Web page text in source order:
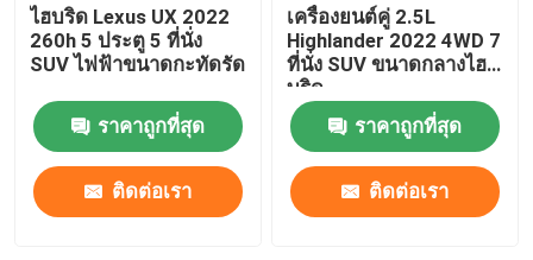
รถยนต์ไฟฟ้า VOYAH
รถยนต์ไฟฟ้า AION
เอ็กซ์เป็ง อีวี คาร์
ไฮบริด Lexus UX 2022
260h 5 ประตู 5 ที่นั่ง
SUV ไฟฟ้าขนาดกะทัดรัด
ราคาถูกที่สุด
ติดต่อเรา
เครื่องยนต์คู่ 2.5L
Highlander 2022 4WD 7
ที่นั่ง SUV ขนาดกลางไฮ
บริด
ราคาถูกที่สุด
ติดต่อเรา